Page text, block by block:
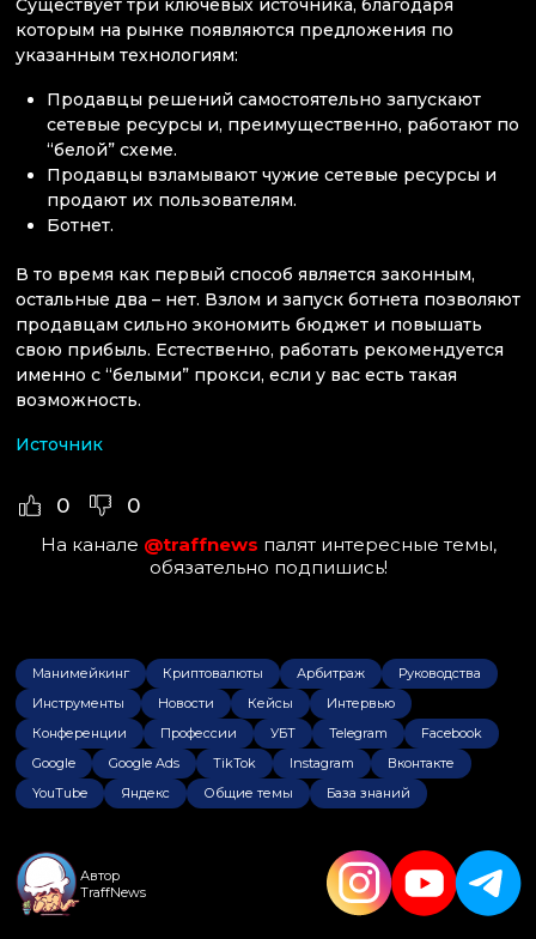
которым на рынке появляются предложения по
указанным технологиям:
Продавцы решений самостоятельно запускают
сетевые ресурсы и, преимущественно, работают по
“белой” схеме.
Продавцы взламывают чужие сетевые ресурсы и
продают их пользователям.
Ботнет.
В то время как первый способ является законным,
остальные два – нет. Взлом и запуск ботнета позволяют
продавцам сильно экономить бюджет и повышать
свою прибыль. Естественно, работать рекомендуется
именно с “белыми” прокси, если у вас есть такая
возможность.
Источник
0 0
На канале @traffnews палят интересные темы,
обязательно подпишись!
Манимейкинг Криптовалюты Арбитраж
Руководства
Инструменты
Новости Кейсы
Интервью
Конференции
Профессии УБТ Telegram
Facebook
Google
Google Ads TikTok Instagram
Вконтакте
YouTube
Яндекс Общие темы База знаний
Автор
TraffNews